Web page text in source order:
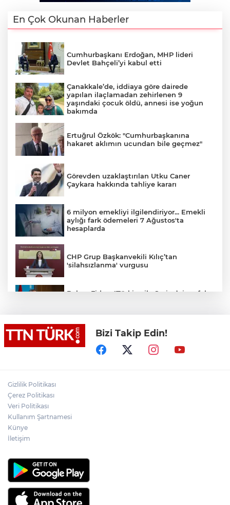
En Çok Okunan Haberler
Cumhurbaşkanı Erdoğan, MHP lideri
Devlet Bahçeli’yi kabul etti
Çanakkale’de, iddiaya göre dairede
yapılan ilaçlamadan zehirlenen 9
yaşındaki çocuk öldü, annesi ise yoğun
bakımda
Ertuğrul Özkök: "Cumhurbaşkanına
hakaret aklımın ucundan bile geçmez"
Görevden uzaklaştırılan Utku Caner
Çaykara hakkında tahliye kararı
6 milyon emekliyi ilgilendiriyor... Emekli
aylığı fark ödemeleri 7 Ağustos'ta
hesaplarda
CHP Grup Başkanvekili Kılıç’tan
'silahsızlanma' vurgusu
Bakan Fidan: "Türkiye ile Suriye’nin refah
Bakan Gürlek: "(Behçet Oktay’ın ölümü)
Karanlık bir nokta kalmayacak, suçlu
varsa da bunu çıkartmak devletin görevi"
"Savunma sanayiinde hedefimiz en kısa
Bizi Takip Edin!
Gizlilik Politikası
Çerez Politikası
Veri Politikası
Kullanım Şartnamesi
Künye
İletişim